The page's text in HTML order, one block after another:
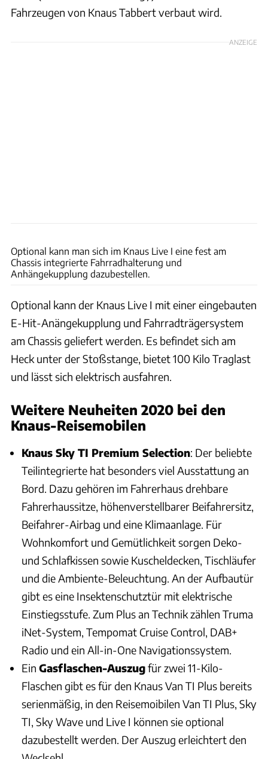
Fahrzeugen von Knaus Tabbert verbaut wird.
ANZEIGE
Optional kann man sich im Knaus Live I eine fest am
Chassis integrierte Fahrradhalterung und
Anhängekupplung dazubestellen.
Optional kann der Knaus Live I mit einer eingebauten
E-Hit-Anängekupplung und Fahrradträgersystem
am Chassis geliefert werden. Es befindet sich am
Heck unter der Stoßstange, bietet 100 Kilo Traglast
und lässt sich elektrisch ausfahren.
Weitere Neuheiten 2020 bei den
Knaus-Reisemobilen
Knaus Sky TI Premium Selection: Der beliebte
Teilintegrierte hat besonders viel Ausstattung an
Bord. Dazu gehören im Fahrerhaus drehbare
Fahrerhaussitze, höhenverstellbarer Beifahrersitz,
Beifahrer-Airbag und eine Klimaanlage. Für
Wohnkomfort und Gemütlichkeit sorgen Deko-
und Schlafkissen sowie Kuscheldecken, Tischläufer
und die Ambiente-Beleuchtung. An der Aufbautür
gibt es eine Insektenschutztür mit elektrische
Einstiegsstufe. Zum Plus an Technik zählen Truma
iNet-System, Tempomat Cruise Control, DAB+
Radio und ein All-in-One Navigationssystem.
Ein Gasflaschen-Auszugfür zwei 11-Kilo-
Flaschen gibt es für den Knaus Van TI Plus bereits
serienmäßig, in den Reisemoibilen Van TI Plus, Sky
TI, Sky Wave und Live I können sie optional
dazubestellt werden. Der Auszug erleichtert den